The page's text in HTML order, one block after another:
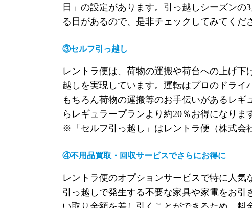
日」の設定があります。引っ越しシーズンの3
る日があるので、是非チェックしてみてくだ
③セルフ引っ越し
レントラ便は、荷物の運搬や荷台への上げ
越しを実現しています。運転はプロのドライ
もちろん荷物の運搬等のお手伝いがあるレ
らレギュラープランより約20％お得になりま
※ 「セルフ引っ越し」はレントラ便（株式会
④不用品買取・回収サービスでさらにお得に
レントラ便のオプションサービスで特に人気
引っ越しで発生する不要な家具や家電をお